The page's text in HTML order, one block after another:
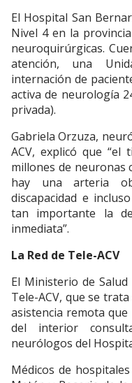
El Hospital San
Nivel 4 en la
neuroquirúrgicas.
atención, una
internación de
activa de neurología
privada).
Gabriela Orzuza,
ACV, explicó que “el
millones de neuronas
hay una arteria
discapacidad e
tan importante la
inmediata”.
La Red de Tele-ACV
El Ministerio de
Tele-ACV, que se
asistencia remota
del interior
neurólogos del
Médicos de